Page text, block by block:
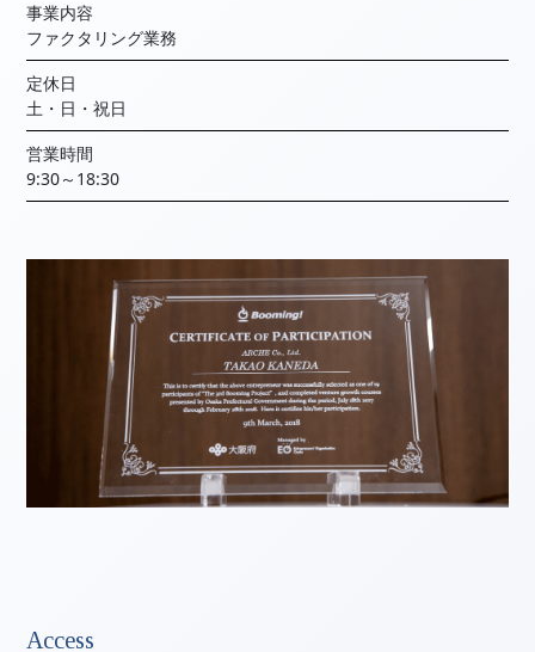
事業内容
ファクタリング業務
定休日
土・日・祝日
営業時間
9:30～18:30
Access